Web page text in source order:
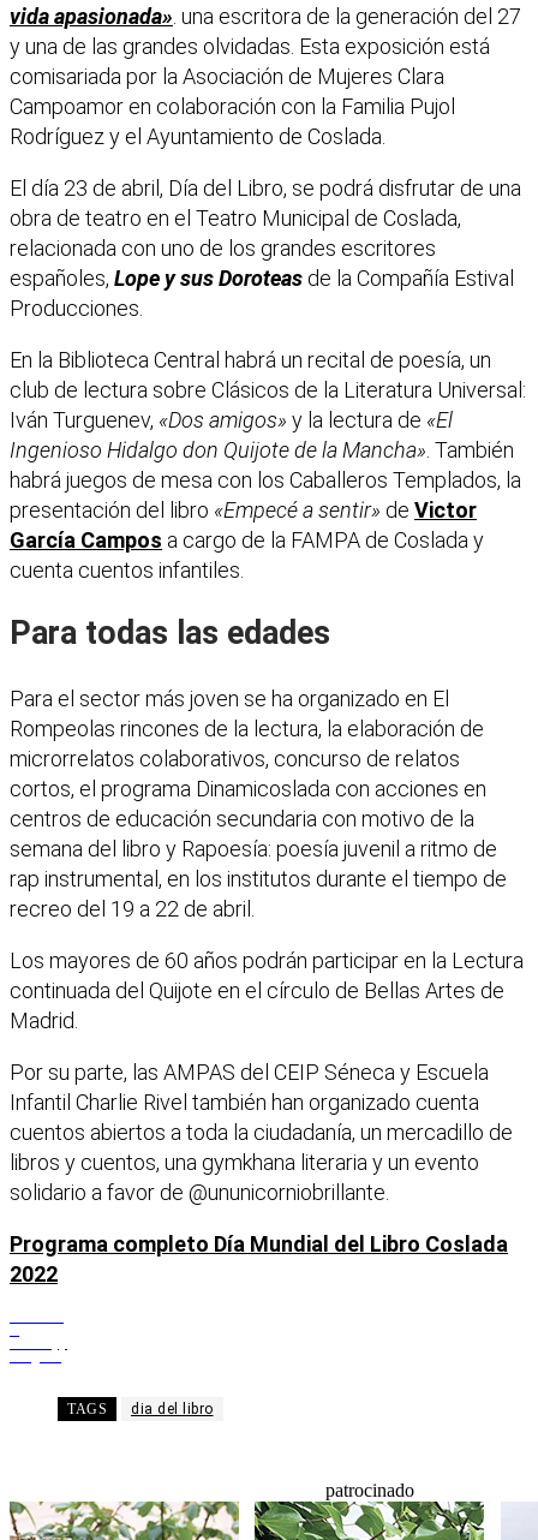
vida apasionada» . una escritora de la generación del 27
y una de las grandes olvidadas. Esta exposición está
comisariada por la Asociación de Mujeres Clara
Campoamor en colaboración con la Familia Pujol
Rodríguez y el Ayuntamiento de Coslada.
El día 23 de abril, Día del Libro, se podrá disfrutar de una
obra de teatro en el Teatro Municipal de Coslada,
relacionada con uno de los grandes escritores
españoles, Lope y sus Doroteas de la Compañía Estival
Producciones.
En la Biblioteca Central habrá un recital de poesía, un
club de lectura sobre Clásicos de la Literatura Universal:
Iván Turguenev, «Dos amigos» y la lectura de «El
Ingenioso Hidalgo don Quijote de la Mancha» . También
habrá juegos de mesa con los Caballeros Templados, la
presentación del libro «Empecé a sentir» de Victor
García Campos a cargo de la FAMPA de Coslada y
cuenta cuentos infantiles.
Para todas las edades
Para el sector más joven se ha organizado en El
Rompeolas rincones de la lectura, la elaboración de
microrrelatos colaborativos, concurso de relatos
cortos, el programa Dinamicoslada con acciones en
centros de educación secundaria con motivo de la
semana del libro y Rapoesía: poesía juvenil a ritmo de
rap instrumental, en los institutos durante el tiempo de
recreo del 19 a 22 de abril.
Los mayores de 60 años podrán participar en la Lectura
continuada del Quijote en el círculo de Bellas Artes de
Madrid.
Por su parte, las AMPAS del CEIP Séneca y Escuela
Infantil Charlie Rivel también han organizado cuenta
cuentos abiertos a toda la ciudadanía, un mercadillo de
libros y cuentos, una gymkhana literaria y un evento
solidario a favor de @ununicorniobrillante.
Programa completo Día Mundial del Libro Coslada
2022
TAGS dia del libro
patrocinado